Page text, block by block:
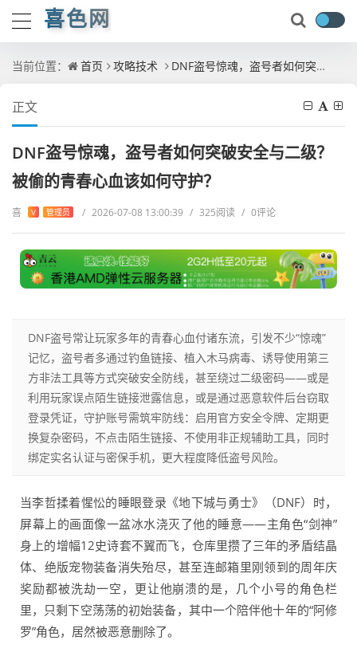
喜色网
当前位置： 首页 攻略技术 DNF盗号惊魂，盗号者如何突破安全与二级？被偷的青春心血该如何守护？
正文
DNF盗号惊魂，盗号者如何突破安全与二级？
被偷的青春心血该如何守护？
喜 V 管理员 / 2026-07-08 13:00:39 / 325阅读 / 0评论
DNF盗号常让玩家多年的青春心血付诸东流，引发不少“惊魂”
记忆，盗号者多通过钓鱼链接、植入木马病毒、诱导使用第三
方非法工具等方式突破安全防线，甚至绕过二级密码——或是
利用玩家误点陌生链接泄露信息，或是通过恶意软件后台窃取
登录凭证，守护账号需筑牢防线：启用官方安全令牌、定期更
换复杂密码，不点击陌生链接、不使用非正规辅助工具，同时
绑定实名认证与密保手机，更大程度降低盗号风险。
当李哲揉着惺忪的睡眼登录《地下城与勇士》（DNF）时，
屏幕上的画面像一盆冰水浇灭了他的睡意——主角色“剑神”
身上的增幅12史诗套不翼而飞，仓库里攒了三年的矛盾结晶
体、绝版宠物装备消失殆尽，甚至连邮箱里刚领到的周年庆
奖励都被洗劫一空，更让他崩溃的是，几个小号的角色栏
里，只剩下空荡荡的初始装备，其中一个陪伴他十年的“阿修
罗”角色，居然被恶意删除了。